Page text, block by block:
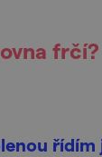
frčí?
řídím